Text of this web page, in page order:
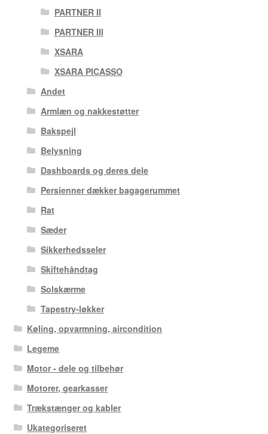
PARTNER II
PARTNER III
XSARA
XSARA PICASSO
Andet
Armlæn og nakkestøtter
Bakspejl
Belysning
Dashboards og deres dele
Persienner dækker bagagerummet
Rat
Sæder
Sikkerhedsseler
Skiftehåndtag
Solskærme
Tapestry-løkker
Køling, opvarmning, aircondition
Legeme
Motor - dele og tilbehør
Motorer, gearkasser
Trækstænger og kabler
Ukategoriseret